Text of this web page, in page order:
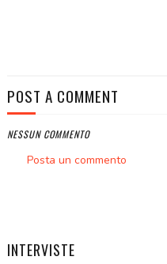
POST A COMMENT
NESSUN COMMENTO
Posta un commento
INTERVISTE